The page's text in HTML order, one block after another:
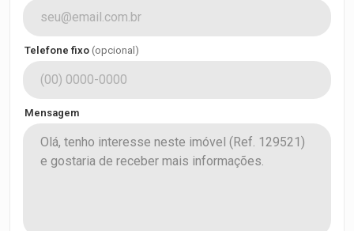
Telefone fixo (opcional)
Mensagem